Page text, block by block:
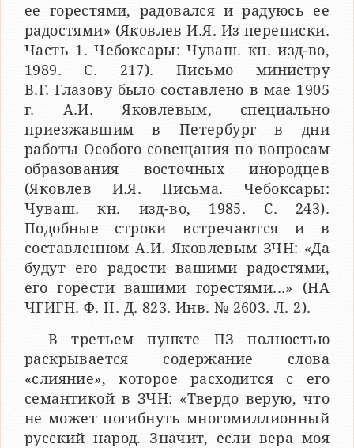
ее горестями, радовался и радуюсь ее
радостями» (Яковлев И.Я. Из переписки.
Часть 1. Чебоксары: Чуваш. кн. изд-во,
1989. C. 217). Письмо министру
В.Г. Глазову было составлено в мае 1905
г. А.И. Яковлевым, специально
приезжавшим в Петербург в дни
работы Особого совещания по вопросам
образования восточных инородцев
(Яковлев И.Я. Письма. Чебоксары:
Чуваш. кн. изд-во, 1985. C. 243).
Подобные строки встречаются и в
составленном А.И. Яковлевым ЗЧН: «Да
будут его радости вашими радостями,
его горести вашими горестями...» (НА
ЧГИГН. Ф. II. Д. 823. Инв. № 2603. Л. 2).
В третьем пункте ПЗ полностью
раскрывается содержание слова
«слияние», которое расходится с его
семантикой в ЗЧН: «Твердо верую, что
не может погибнуть многомиллионный
русский народ. Значит, если вера моя